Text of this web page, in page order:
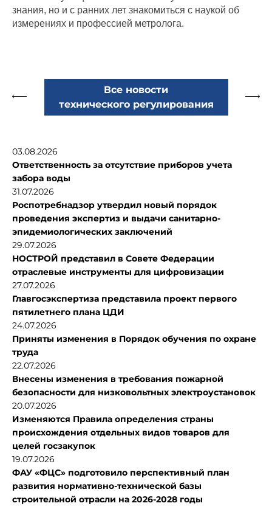
знания, но и с ранних лет знакомиться с наукой об
измерениях и профессией метролога.
Все новости
технического регулирования
03.08.2026
Ответственность за отсутствие приборов учета
забора воды
31.07.2026
Роспотребнадзор утвердил новый порядок
проведения экспертиз и выдачи санитарно-
эпидемиологических заключений
29.07.2026
НОСТРОЙ представил в Совете Федерации
отраслевые инструменты для цифровизации
27.07.2026
Главгосэкспертиза представила проект первого
пятилетнего плана ЦДИ
24.07.2026
Приняты изменения в Порядок обучения по охране
труда
22.07.2026
Внесены изменения в требования пожарной
безопасности для низковольтных электроустановок
20.07.2026
Изменяются Правила определения страны
происхождения отдельных видов товаров для
целей госзакупок
19.07.2026
ФАУ «ФЦС» подготовило перспективный план
развития нормативно-технической базы
строительной отрасли на 2026-2028 годы